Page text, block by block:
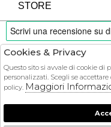
STORE
PAYMENTS
COURIER
Cookies & Privacy
Questo sito si avvale di cookie
personalizzati. Scegli se
policy. Maggiori